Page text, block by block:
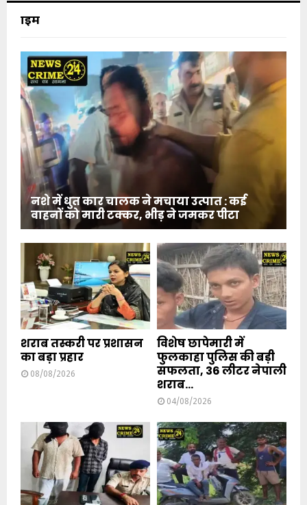
क्राइम
नशे में धुत कार चालक ने मचाया उत्पात : कई
वाहनों को मारी टक्कर, भीड़ ने जमकर पीटा
शराब तस्करी पर प्रशासन
का बड़ा प्रहार
08/08/2026
विशेष छापेमारी में
फुलकाहा पुलिस की बड़ी
सफलता, 36 लीटर नेपाली
शराब...
04/08/2026